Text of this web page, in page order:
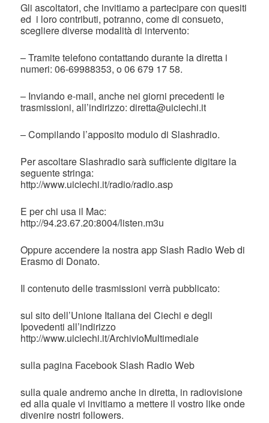
Gli ascoltatori, che invitiamo a partecipare con quesiti
ed i loro contributi, potranno, come di consueto,
scegliere diverse modalità di intervento:
– Tramite telefono contattando durante la diretta i
numeri: 06-69988353, o 06 679 17 58.
– Inviando e-mail, anche nei giorni precedenti le
trasmissioni, all’indirizzo: diretta@uiciechi.it
– Compilando l’apposito modulo di Slashradio.
Per ascoltare Slashradio sarà sufficiente digitare la
seguente stringa:
http://www.uiciechi.it/radio/radio.asp
E per chi usa il Mac:
http://94.23.67.20:8004/listen.m3u
Oppure accendere la nostra app Slash Radio Web di
Erasmo di Donato.
Il contenuto delle trasmissioni verrà pubblicato:
sul sito dell’Unione Italiana dei Ciechi e degli
Ipovedenti all’indirizzo
http://www.uiciechi.it/ArchivioMultimediale
sulla pagina Facebook Slash Radio Web
sulla quale andremo anche in diretta, in radiovisione
ed alla quale vi invitiamo a mettere il vostro like onde
divenire nostri followers.